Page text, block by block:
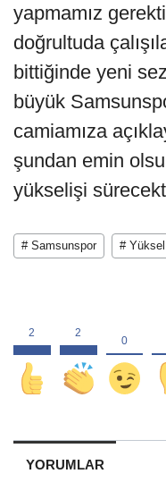
yapmamız
doğrultuda
bittiğinde yeni
büyük
camiamıza
şundan emin
yükselişi
# Samsunspor # Yüksel
YORUMLAR